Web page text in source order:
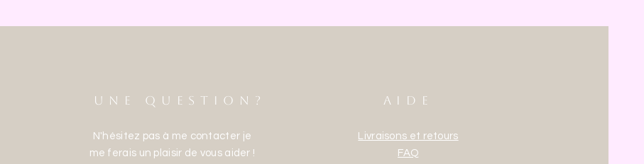
UNE QUESTION?
N'hésitez pas à me contacter je
me ferais un plaisir de vous aider !
AIDE
Livraisons et retours
FAQ